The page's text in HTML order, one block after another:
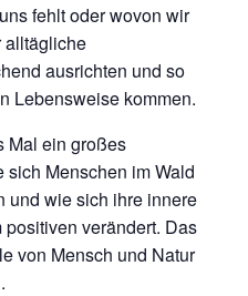
fehlt oder wovon wir
alltägliche
ausrichten und so
Lebensweise kommen.
Mal ein großes
Menschen im Wald
und wie sich ihre innere
verändert. Das
von Mensch und Natur